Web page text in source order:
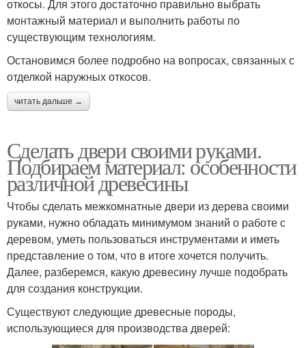
откосы. Для этого достаточно правильно выбрать
монтажный материал и выполнить работы по
существующим технологиям.
Остановимся более подробно на вопросах, связанных с
отделкой наружных откосов.
читать дальше →
Сделать двери своими руками.
Подбираем материал: особенности
различной древесины
Чтобы сделать межкомнатные двери из дерева своими
руками, нужно обладать минимумом знаний о работе с
деревом, уметь пользоваться инструментами и иметь
представление о том, что в итоге хочется получить.
Далее, разберемся, какую древесину лучше подобрать
для создания конструкции.
Существуют следующие древесные породы,
использующиеся для производства дверей: